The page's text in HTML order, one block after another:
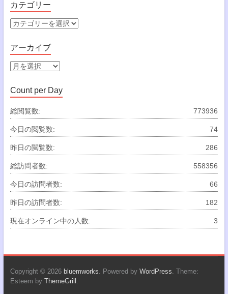
カテゴリー
カ
ゴ
リ
ー
アーカイブ
ア
カ
イ
ブ
Count per Day
773936
総閲覧数:
74
今日の閲覧数:
286
昨日の閲覧数:
558356
総訪問者数:
66
今日の訪問者数:
182
昨日の訪問者数:
3
現在オンライン中の人数:
Copyright © 2026 bluemworks. Powered by WordPress. Theme:
Esteem by ThemeGrill .